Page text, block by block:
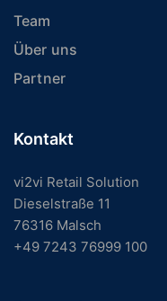
Team
Über uns
Partner
Kontakt
vi2vi Retail Solution
Dieselstraße 11
76316 Malsch
+49 7243 76999 100